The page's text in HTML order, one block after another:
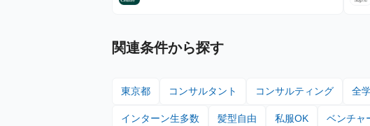
関連条件から探す
東京都 コンサルタント コンサルティング 全
インターン生多数 髪型自由 私服OK ベンチャ